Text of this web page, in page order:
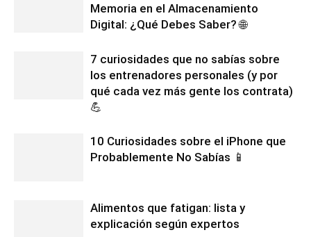
Memoria en el Almacenamiento
Digital: ¿Qué Debes Saber? 🌐
7 curiosidades que no sabías sobre
los entrenadores personales (y por
qué cada vez más gente los contrata)
💪
10 Curiosidades sobre el iPhone que
Probablemente No Sabías 📱
Alimentos que fatigan: lista y
explicación según expertos